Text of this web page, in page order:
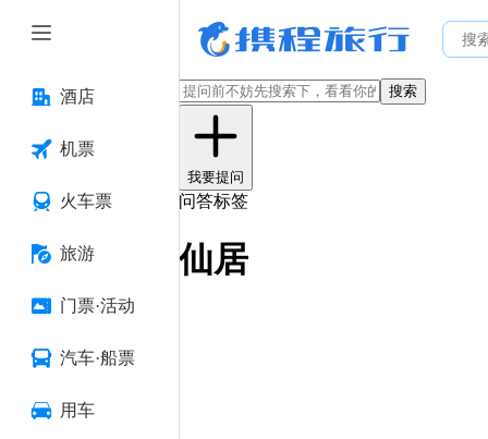
酒店
机票
火车票
旅游
门票·活动
汽车·船票
用车
搜索
我要提问
问答标签
仙居